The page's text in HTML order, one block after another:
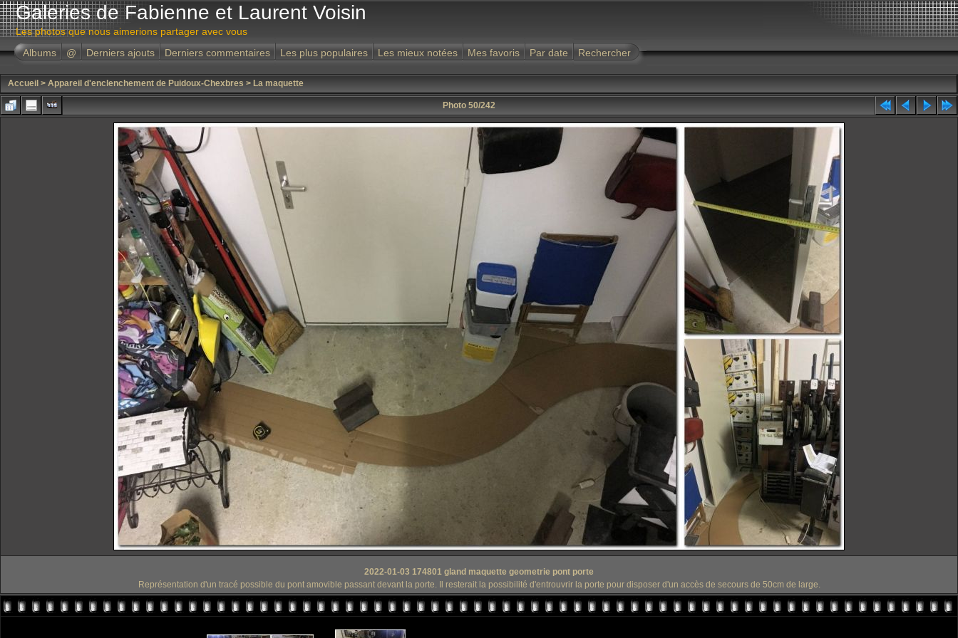
Galeries de Fabienne et Laurent Voisin
Les photos que nous aimerions partager avec vous
Albums
@ Derniers ajouts Derniers commentaires Les plus populaires Les mieux notées Mes favoris Par date Rechercher
Accueil > Appareil d'enclenchement de Puidoux-Chexbres > La maquette
Photo 50/242
2022-01-03 174801 gland maquette geometrie pont porte
Représentation d'un tracé possible du pont amovible passant devant la porte. Il resterait la possibilité d'entrouvrir la porte pour disposer d'un accès de secours de 50cm de large.